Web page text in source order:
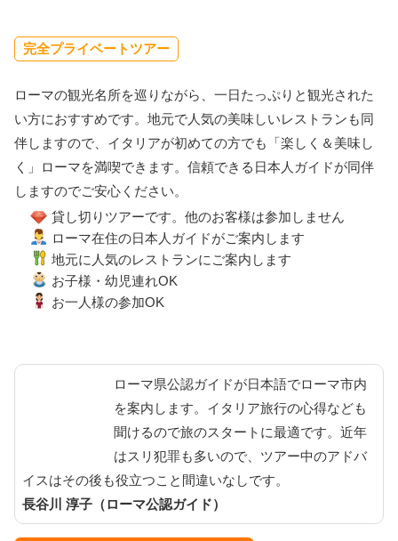
完全プライベートツアー
ローマの観光名所を巡りながら、一日たっぷりと観光された
い方におすすめです。地元で人気の美味しいレストランも同
伴しますので、イタリアが初めての方でも「楽しく＆美味し
く」ローマを満喫できます。信頼できる日本人ガイドが同伴
しますのでご安心ください。
貸し切りツアーです。他のお客様は参加しません
ローマ在住の日本人ガイドがご案内します
地元に人気のレストランにご案内します
お子様・幼児連れOK
お一人様の参加OK
ローマ県公認ガイドが日本語でローマ市内
を案内します。イタリア旅行の心得なども
聞けるので旅のスタートに最適です。近年
はスリ犯罪も多いので、ツアー中のアドバ
イスはその後も役立つこと間違いなしです。
長谷川 淳子（ローマ公認ガイド）